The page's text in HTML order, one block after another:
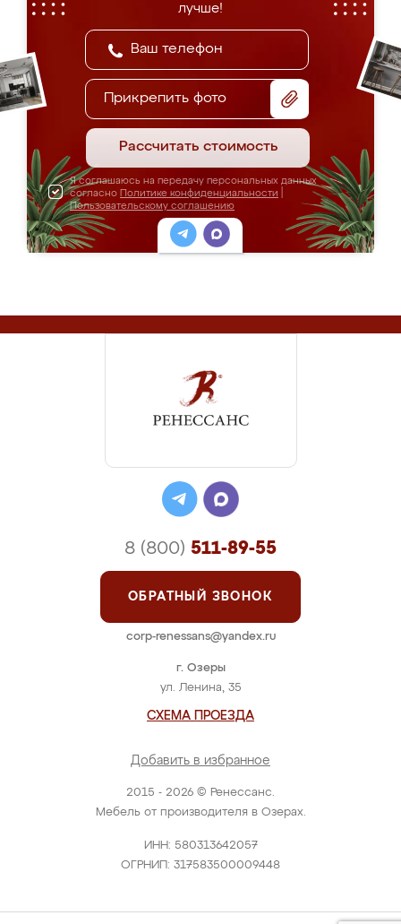
лучше!
Прикрепить фото
Рассчитать стоимость
Я соглашаюсь на передачу персональных данных
согласно Политике конфиденциальности
Пользовательскому соглашению
2015 - 2026 © Ренессанс.
Мебель от производителя в Озерах.
ИНН: 580313642057
ОГРНИП: 317583500009448
г. Озеры
ул. Ленина, 35
СХЕМА ПРОЕЗДА
Добавить в избранное
8 (800) 511-89-55
ОБРАТНЫЙ ЗВОНОК
corp-renessans@yandex.ru